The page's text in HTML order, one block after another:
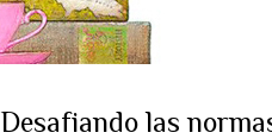
Desafiando las